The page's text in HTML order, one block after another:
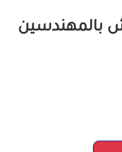
كاش بالمهندسين